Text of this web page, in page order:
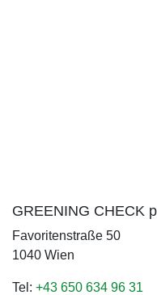
GREENING CHECK
Favoritenstraße 50
1040 Wien
Tel: +43 650 634 96 31